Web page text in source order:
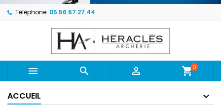
Téléphone: 05.56.67.27.44
   shopping_cart0
ACCUEIL